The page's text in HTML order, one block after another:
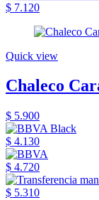
$ 7.120
Quick view
Chaleco
$ 5.900
$ 4.130
$ 4.720
$ 5.310